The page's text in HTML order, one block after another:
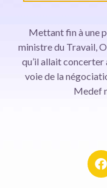
Mettant fin à une
ministre du Travail,
qu’il allait concerter
voie de la
Medef